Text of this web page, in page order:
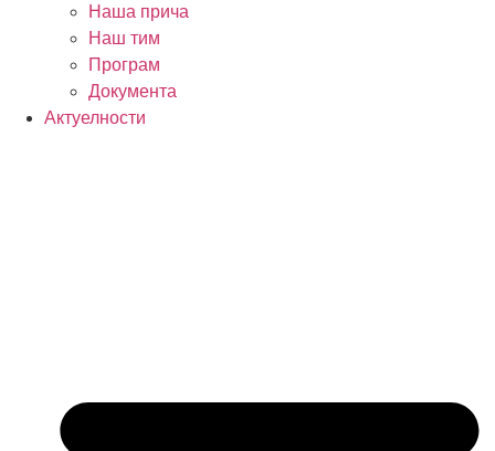
Наша прича
Наш тим
Програм
Документа
Актуелности